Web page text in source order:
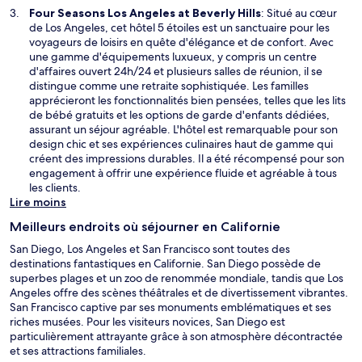
r
e
e
n
o
u
v
e
l
l
e
f
e
n
r
Four Seasons Los Angeles at Beverly HillsS
’
o
u
v
r
e
d
a
n
s
u
o
u
v
e
l
l
e
f
: Situé au cœur
de Los Angeles, cet hôtel 5 étoiles est un sanctuaire pour les
voyageurs de loisirs en quête d'élégance et de confort. Avec
une gamme d'équipements luxueux, y compris un centre
d'affaires ouvert 24h/24 et plusieurs salles de réunion, il se
distingue comme une retraite sophistiquée. Les familles
apprécieront les fonctionnalités bien pensées, telles que les lits
de bébé gratuits et les options de garde d'enfants dédiées,
assurant un séjour agréable. L'hôtel est remarquable pour son
design chic et ses expériences culinaires haut de gamme qui
créent des impressions durables. Il a été récompensé pour son
engagement à offrir une expérience fluide et agréable à tous
les clients.
Lire moins
Meilleurs endroits où séjourner en Californie
San Diego, Los Angeles et San Francisco sont toutes des
destinations fantastiques en Californie. San Diego possède de
superbes plages et un zoo de renommée mondiale, tandis que Los
Angeles offre des scènes théâtrales et de divertissement vibrantes.
San Francisco captive par ses monuments emblématiques et ses
riches musées. Pour les visiteurs novices, San Diego est
particulièrement attrayante grâce à son atmosphère décontractée
et ses attractions familiales.